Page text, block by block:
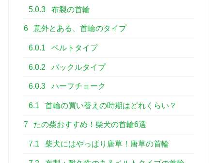
5.0.3 布製の首輪
6 意外とある、首輪のタイプ
6.0.1 ベルトタイプ
6.0.2 バックルタイプ
6.0.3 ハーフチョーク
6.1 首輪の買い替えの時期はどれくらい？
7 たの柴おすすめ！柴犬の首輪6選
7.1 柴犬にはやっぱり唐草！唐草の首輪